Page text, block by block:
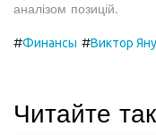
аналізом позицій.
#Финансы #Виктор
Читайте